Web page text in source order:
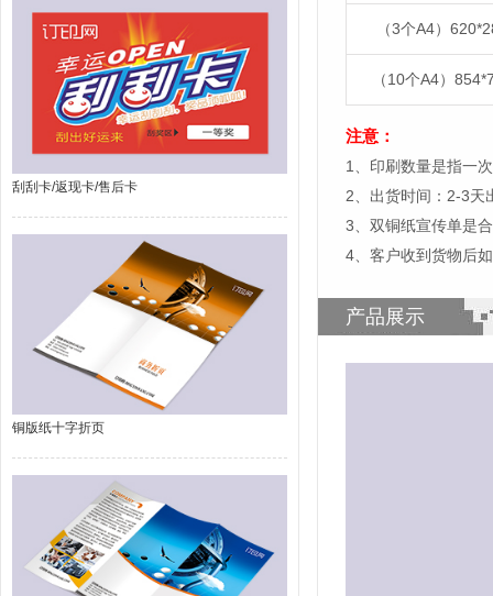
刮刮卡/返现卡/售后卡
铜版纸十字折页
（3个A4）
（10个A4）
注意：
1、印刷数量是指一
2、出货时间：2-3天
3、双铜纸宣传单是
4、客户收到货物后
产品展示